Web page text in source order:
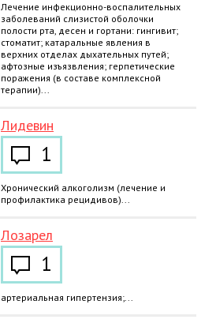
Лечение инфекционно-воспалительных
заболеваний слизистой оболочки
полости рта, десен и гортани: гингивит;
стоматит; катаральные явления в
верхних отделах дыхательных путей;
афтозные изъязвления; герпетические
поражения (в составе комплексной
терапии)...
Лидевин
1
Хронический алкоголизм (лечение и
профилактика рецидивов)...
Лозарел
1
артериальная гипертензия;...